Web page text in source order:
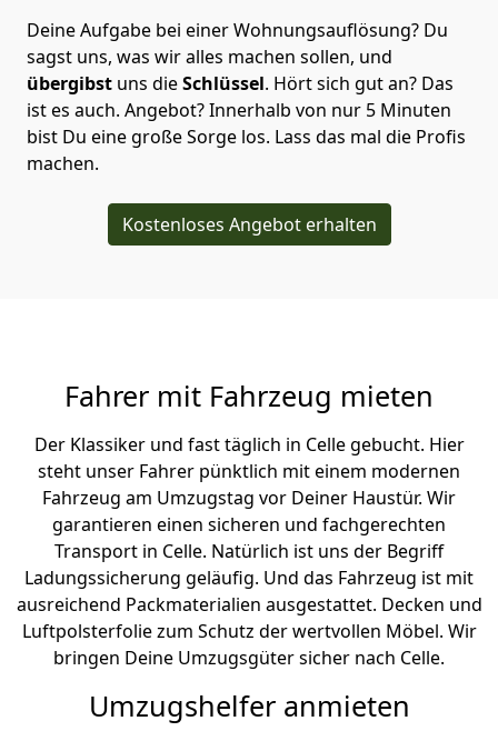
Deine Aufgabe bei einer Wohnungsauflösung? Du
sagst uns, was wir alles machen sollen, und
übergibst uns dieSchlüssel. Hört sich gut an? Das
ist es auch. Angebot? Innerhalb von nur 5 Minuten
bist Du eine große Sorge los. Lass das mal die Profis
machen.
Kostenloses Angebot erhalten
Fahrer mit Fahrzeug mieten
Der Klassiker und fast täglich in Celle gebucht. Hier
steht unser Fahrer pünktlich mit einem modernen
Fahrzeug am Umzugstag vor Deiner Haustür. Wir
garantieren einen sicheren und fachgerechten
Transport in Celle. Natürlich ist uns der Begriff
Ladungssicherung geläufig. Und das Fahrzeug ist mit
ausreichend Packmaterialien ausgestattet. Decken und
Luftpolsterfolie zum Schutz der wertvollen Möbel. Wir
bringen Deine Umzugsgüter sicher nach Celle.
Umzugshelfer anmieten